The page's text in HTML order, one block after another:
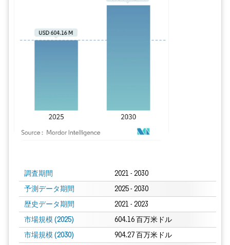
調査期間 2021 - 2030
予測データ期間 2025 - 2030
歴史データ期間 2021 - 2023
市場規模 (2025) 604.16 百万米ドル
市場規模 (2030) 904.27 百万米ドル